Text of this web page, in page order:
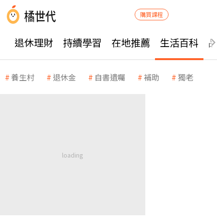
購買課程
退休理財 持續學習 在地推薦 生活百科
養生村 退休金 自書遺囑 補助 獨老